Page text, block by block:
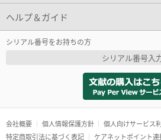
ヘルプ＆ガイド
シリアル番号をお持ちの方
シリアル番号入
会社概要 個人情報保護方針
個人向けサービス
特定商取引法に基づく表記
ケアネットポイント